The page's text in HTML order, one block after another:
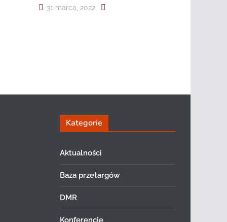
31 marca, 2022
Kategorie
Aktualności
Baza przetargów
DMR
Konferencje